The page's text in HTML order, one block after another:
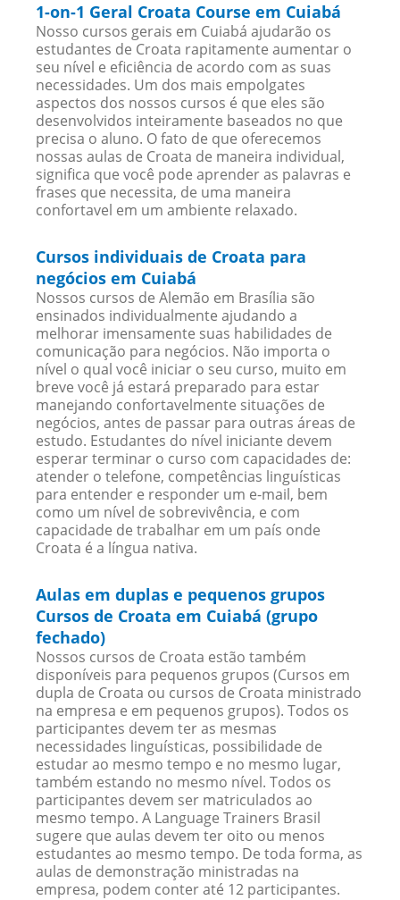
1-on-1 Geral Croata Course em Cuiabá
Nosso cursos gerais em Cuiabá ajudarão os
estudantes de Croata rapitamente aumentar o
seu nível e eficiência de acordo com as suas
necessidades. Um dos mais empolgates
aspectos dos nossos cursos é que eles são
desenvolvidos inteiramente baseados no que
precisa o aluno. O fato de que oferecemos
nossas aulas de Croata de maneira individual,
significa que você pode aprender as palavras e
frases que necessita, de uma maneira
confortavel em um ambiente relaxado.
Cursos individuais de Croata para
negócios em Cuiabá
Nossos cursos de Alemão em Brasília são
ensinados individualmente ajudando a
melhorar imensamente suas habilidades de
comunicação para negócios. Não importa o
nível o qual você iniciar o seu curso, muito em
breve você já estará preparado para estar
manejando confortavelmente situações de
negócios, antes de passar para outras áreas de
estudo. Estudantes do nível iniciante devem
esperar terminar o curso com capacidades de:
atender o telefone, competências linguísticas
para entender e responder um e-mail, bem
como um nível de sobrevivência, e com
capacidade de trabalhar em um país onde
Croata é a língua nativa.
Aulas em duplas e pequenos grupos
Cursos de Croata em Cuiabá (grupo
fechado)
Nossos cursos de Croata estão também
disponíveis para pequenos grupos (Cursos em
dupla de Croata ou cursos de Croata ministrado
na empresa e em pequenos grupos). Todos os
participantes devem ter as mesmas
necessidades linguísticas, possibilidade de
estudar ao mesmo tempo e no mesmo lugar,
também estando no mesmo nível. Todos os
participantes devem ser matriculados ao
mesmo tempo. A Language Trainers Brasil
sugere que aulas devem ter oito ou menos
estudantes ao mesmo tempo. De toda forma, as
aulas de demonstração ministradas na
empresa, podem conter até 12 participantes.